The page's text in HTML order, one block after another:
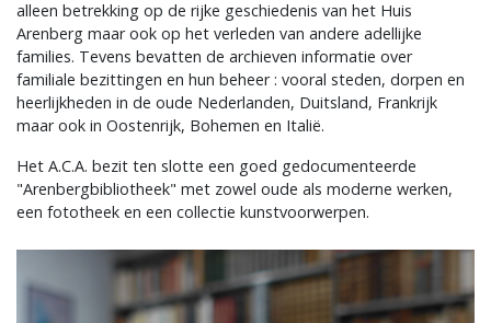
alleen betrekking op de rijke geschiedenis van het Huis
Arenberg maar ook op het verleden van andere adellijke
families. Tevens bevatten de archieven informatie over
familiale bezittingen en hun beheer : vooral steden, dorpen en
heerlijkheden in de oude Nederlanden, Duitsland, Frankrijk
maar ook in Oostenrijk, Bohemen en Italië.
Het A.C.A. bezit ten slotte een goed gedocumenteerde
"Arenbergbibliotheek" met zowel oude als moderne werken,
een fototheek en een collectie kunstvoorwerpen.